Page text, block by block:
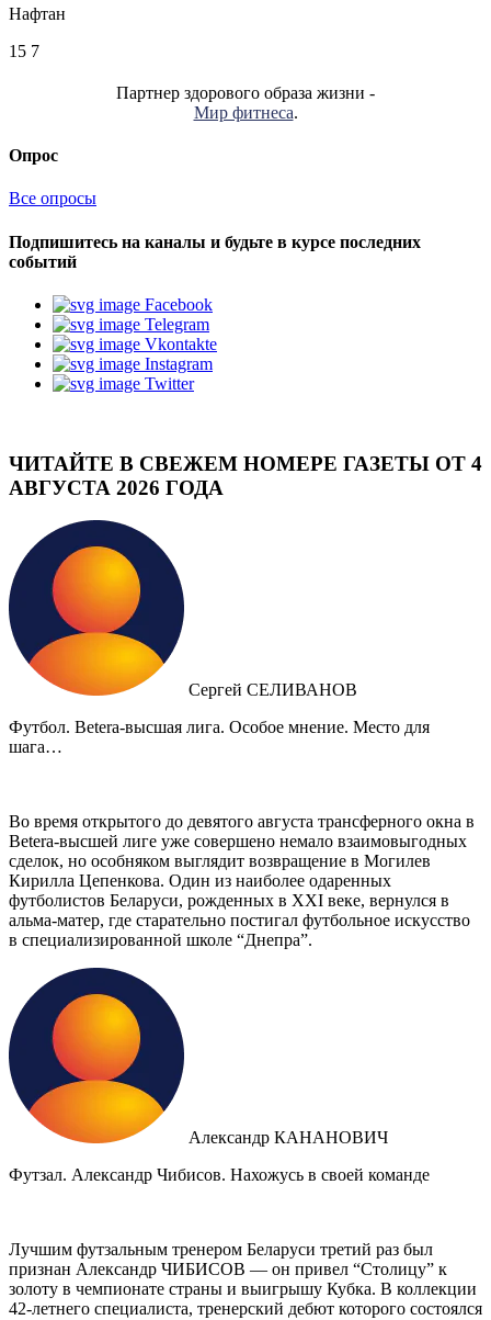
Нафтан
15 7
Партнер здорового образа жизни -
Мир фитнеса.
Опрос
Все опросы
Подпишитесь на каналы и будьте в курсе последних
событий
Facebook
Telegram
Vkontakte
Instagram
Twitter
ЧИТАЙТЕ В СВЕЖЕМ НОМЕРЕ ГАЗЕТЫ ОТ 4
АВГУСТА 2026 ГОДА
Сергей СЕЛИВАНОВ
Футбол. Betera-высшая лига. Особое мнение. Место для
шага…
Во время открытого до девятого августа трансферного окна в
Betera-высшей лиге уже совершено немало взаимовыгодных
сделок, но особняком выглядит возвращение в Могилев
Кирилла Цепенкова. Один из наиболее одаренных
футболистов Беларуси, рожденных в XXI веке, вернулся в
альма-матер, где старательно постигал футбольное искусство
в специализированной школе “Днепра”.
Александр КАНАНОВИЧ
Футзал. Александр Чибисов. Нахожусь в своей команде
Лучшим футзальным тренером Беларуси третий раз был
признан Александр ЧИБИСОВ — он привел “Столицу” к
золоту в чемпионате страны и выигрышу Кубка. В коллекции
42-летнего специалиста, тренерский дебют которого состоялся